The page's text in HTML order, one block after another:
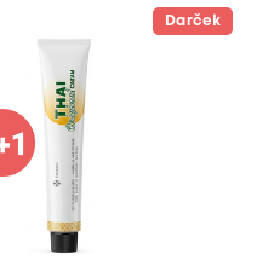
Darček